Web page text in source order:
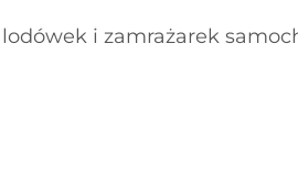
i zamrażarek